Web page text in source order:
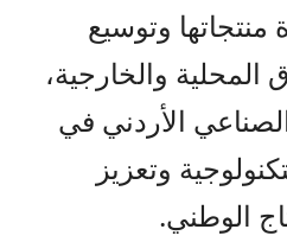
منتجاتها وتوسيع
والخارجية،
الأردني في
وتعزيز
الوطني.